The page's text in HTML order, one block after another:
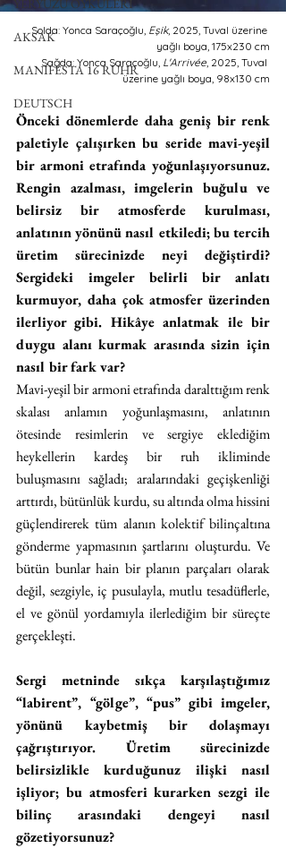
YERYÜZÜ ÖYKÜLERİ
AKSAK
MANIFESTA 16 RUHR
DEUTSCH
Solda: Yonca Saraçoğlu, Eşik, 2025, Tuval üzerine
yağlı boya, 175x230 cm
Sağda: Yonca Saraçoğlu, L'Arrivée , 2025, Tuval
üzerine yağlı boya, 98x130 cm
Önceki dönemlerde daha geniş bir renk
paletiyle çalışırken bu seride mavi-yeşil
bir armoni etrafında yoğunlaşıyorsunuz.
Rengin azalması, imgelerin buğulu ve
belirsiz bir atmosferde kurulması,
anlatının yönünü nasıl etkiledi; bu tercih
üretim sürecinizde neyi değiştirdi?
Sergideki imgeler belirli bir anlatı
kurmuyor, daha çok atmosfer üzerinden
ilerliyor gibi. Hikâye anlatmak ile bir
duygu alanı kurmak arasında sizin için
nasıl bir fark var?
Mavi-yeşil bir armoni etrafında daralttığım renk
skalası anlamın yoğunlaşmasını, anlatının
ötesinde resimlerin ve sergiye eklediğim
heykellerin kardeş bir ruh ikliminde
buluşmasını sağladı; aralarındaki geçişkenliği
arttırdı, bütünlük kurdu, su altında olma hissini
güçlendirerek tüm alanın kolektif bilinçaltına
gönderme yapmasının şartlarını oluşturdu. Ve
bütün bunlar hain bir planın parçaları olarak
değil, sezgiyle, iç pusulayla, mutlu tesadüflerle,
el ve gönül yordamıyla ilerlediğim bir süreçte
gerçekleşti.
Sergi metninde sıkça karşılaştığımız
“labirent”, “gölge”, “pus” gibi imgeler,
yönünü kaybetmiş bir dolaşmayı
çağrıştırıyor. Üretim sürecinizde
belirsizlikle kurduğunuz ilişki nasıl
işliyor; bu atmosferi kurarken sezgi ile
bilinç arasındaki dengeyi nasıl
gözetiyorsunuz?